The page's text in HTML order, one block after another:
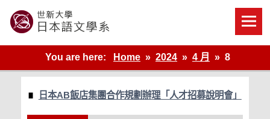
content
世新大學教學單位的網站
You are here:
Home 2024 4 月 8
日本AB飯店集團合作規劃辦理「人才招募說明會」